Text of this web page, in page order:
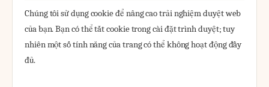
Chúng tôi sử dụng cookie để nâng cao trải nghiệm duyệt web
của bạn. Bạn có thể tắt cookie trong cài đặt trình duyệt; tuy
nhiên một số tính năng của trang có thể không hoạt động đầy
đủ.